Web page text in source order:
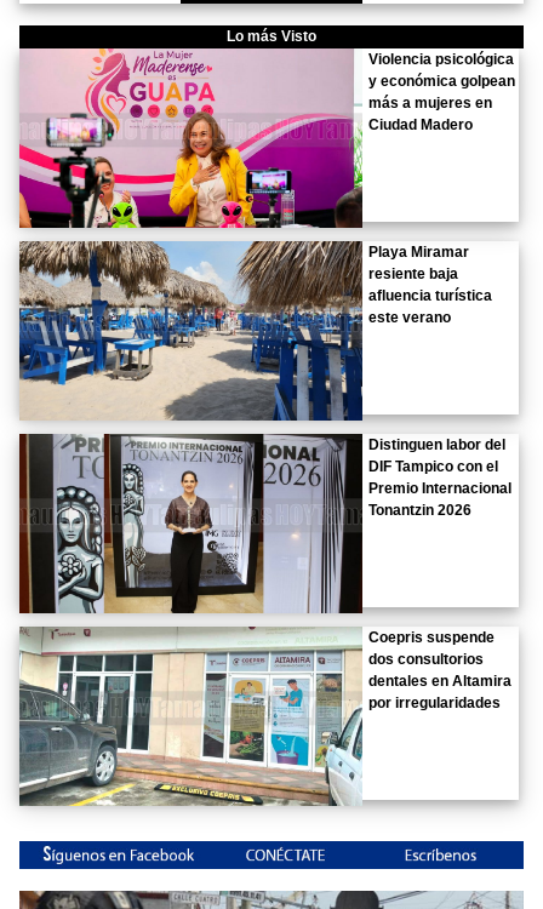
Lo más Visto
Violencia psicológica
y económica golpean
más a mujeres en
Ciudad Madero
Playa Miramar
resiente baja
afluencia turística
este verano
Distinguen labor del
DIF Tampico con el
Premio Internacional
Tonantzin 2026
Coepris suspende
dos consultorios
dentales en Altamira
por irregularidades